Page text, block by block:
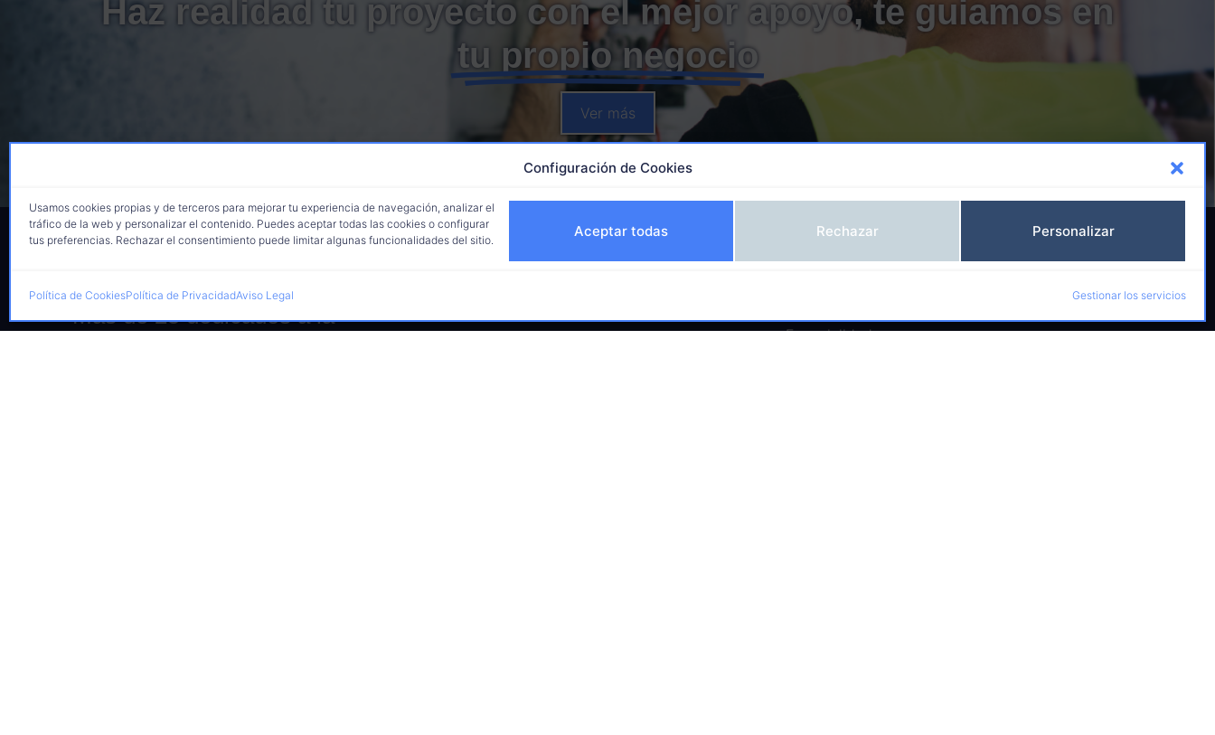
Configuración de Cookies
Usamos cookies propias y de terceros para mejorar tu experiencia de navegación, analizar el
tráfico de la web y personalizar el contenido. Puedes aceptar todas las cookies o configurar
tus preferencias. Rechazar el consentimiento puede limitar algunas funcionalidades del sitio.
Gestionar los servicios
Aceptar todas Rechazar Personalizar
Política de CookiesPolítica de PrivacidadAviso Legal
Haz realidad tu proyecto con el mejor apoyo, te guiamos en
tu propio negocio
Ver más
Más de 25 dedicados a la
Nosotros Formación
Especialidades
Empleo